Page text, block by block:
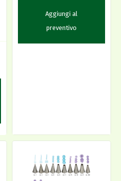
Aggiungi al
preventivo